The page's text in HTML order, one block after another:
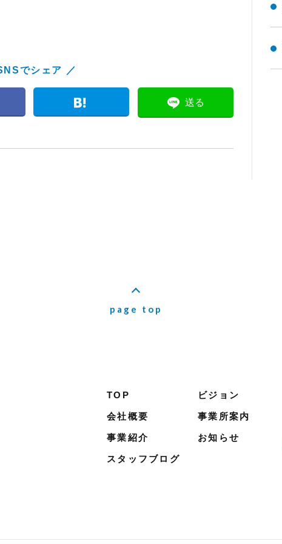
でシェア ／
送る
page top
TOP ビジョン
会社概要 事業所案内
事業紹介 お知らせ
スタッフブログ